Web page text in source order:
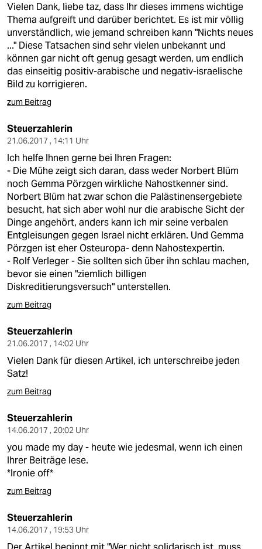
Vielen Dank, liebe taz, dass Ihr dieses immens wichtige
Thema aufgreift und darüber berichtet. Es ist mir völlig
unverständlich, wie jemand schreiben kann "Nichts neues
..." Diese Tatsachen sind sehr vielen unbekannt und
können gar nicht oft genug gesagt werden, um endlich
das einseitig positiv-arabische und negativ-israelische
Bild zu korrigieren.
zum Beitrag
Steuerzahlerin
21.06.2017 , 14:11 Uhr
Ich helfe Ihnen gerne bei Ihren Fragen:
- Die Mühe zeigt sich daran, dass weder Norbert Blüm
noch Gemma Pörzgen wirkliche Nahostkenner sind.
Norbert Blüm hat zwar schon die Palästinensergebiete
besucht, hat sich aber wohl nur die arabische Sicht der
Dinge angehört, anders kann ich mir seine verbalen
Entgleisungen gegen Israel nicht erklären. Und Gemma
Pörzgen ist eher Osteuropa- denn Nahostexpertin.
- Rolf Verleger - Sie sollten sich über ihn schlau machen,
bevor sie einen "ziemlich billigen
Diskreditierungsversuch" unterstellen.
zum Beitrag
Steuerzahlerin
21.06.2017 , 14:02 Uhr
Vielen Dank für diesen Artikel, ich unterschreibe jeden
Satz!
zum Beitrag
Steuerzahlerin
14.06.2017 , 20:02 Uhr
you made my day - heute wie jedesmal, wenn ich einen
Ihrer Beiträge lese.
*Ironie off*
zum Beitrag
Steuerzahlerin
14.06.2017 , 19:53 Uhr